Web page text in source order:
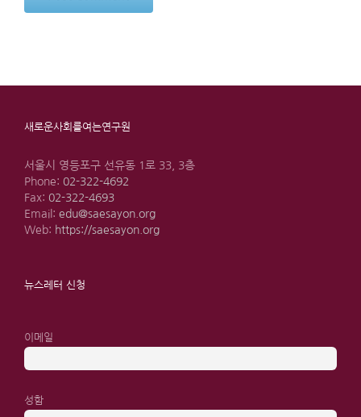
새로운사회를여는연구원
서울시 영등포구 선유동 1로 33, 3층
Phone: 02-322-4692
Fax: 02-322-4693
Email: edu@saesayon.org
Web: https://saesayon.org
뉴스레터 신청
이메일
성함